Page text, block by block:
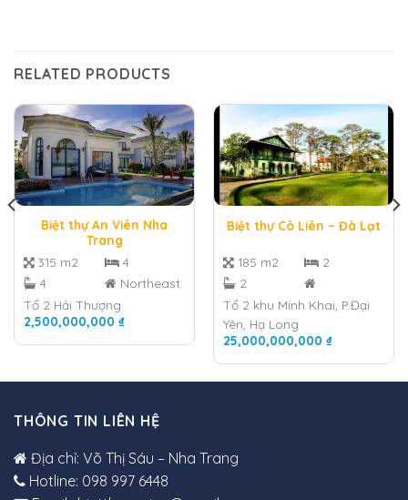
RELATED PRODUCTS
Biệt thự An Viên Nha
Trang
315 m2
4
4
Northeast
Tổ 2 Hải Thượng
2,500,000,000 ₫
Biệt thự Cô Liên – Đà Lạt
185 m2
2
2
Tổ 2 khu Minh Khai, P.Đại
Yên, Hạ Long
25,000,000,000 ₫
THÔNG TIN LIÊN HỆ
Địa chỉ: Võ Thị Sáu – Nha Trang
Hotline: 098 997 6448